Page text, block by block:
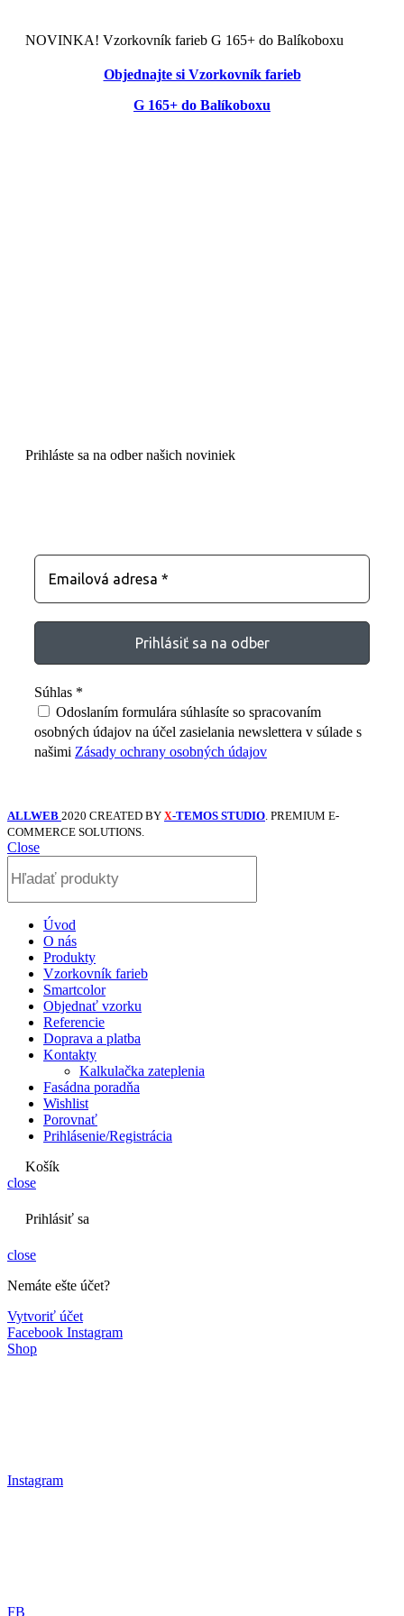
NOVINKA! Vzorkovník farieb G 165+ do Balíkoboxu
Objednajte si Vzorkovník farieb
G 165+ do Balíkoboxu
Prihláste sa na odber našich noviniek
Súhlas *
Odoslaním formulára súhlasíte so spracovaním
osobných údajov na účel zasielania newslettera v súlade s
našimi Zásady ochrany osobných údajov
ALLWEB 2020 CREATED BY X-TEMOS STUDIO . PREMIUM E-
COMMERCE SOLUTIONS.
Close
Úvod
O nás
Produkty
Vzorkovník farieb
Smartcolor
Objednať vzorku
Referencie
Doprava a platba
Kontakty
Kalkulačka zateplenia
Fasádna poradňa
Wishlist
Porovnať
Prihlásenie/Registrácia
Košík
close
Prihlásiť sa
close
Nemáte ešte účet?
Vytvoriť účet
Facebook Instagram
Shop
Instagram
FB